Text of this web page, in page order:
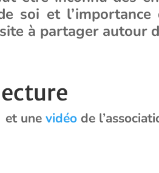
soi et
à partager autour
et une vidéo de